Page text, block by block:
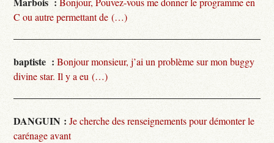
C ou autre permettant de (…)
baptiste : Bonjour monsieur, j’ai un problème sur mon buggy
divine star. Il y a eu (…)
DANGUIN : Je cherche des renseignements pour démonter le
carénage avant